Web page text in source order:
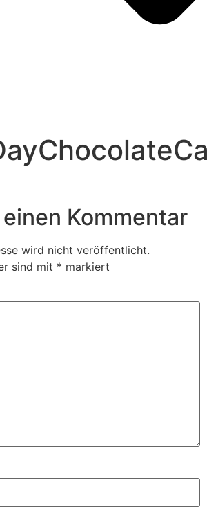
Kommentar
wird nicht veröffentlicht.
sind mit * markiert